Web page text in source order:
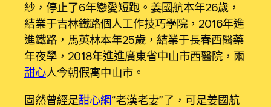
紗，停止了6年戀愛短跑。姜國航本年26歲，
結業于吉林鐵路個人工作技巧學院，2016年進
進鐵路，馬英林本年25歲，結業于長春西醫藥
年夜學，2018年進進廣東省中山市西醫院，兩
甜心人今朝假寓中山市。
固然曾經是甜心網“老漢老妻”了，可是姜國航